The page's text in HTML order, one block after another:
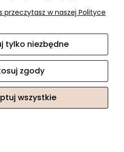
TER | ul. Przepiórki 56, 02-410
| E-mail:sklep@dacter.plTel.:
REGON: 012076264
przeczytasz w naszej Polityce
tylko niezbędne
zgody
wszystkie